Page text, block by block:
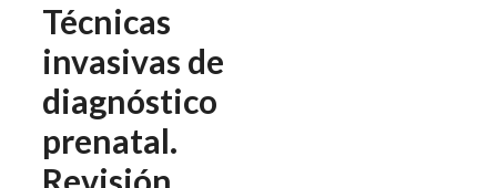
Técnicas
invasivas de
diagnóstico
prenatal.